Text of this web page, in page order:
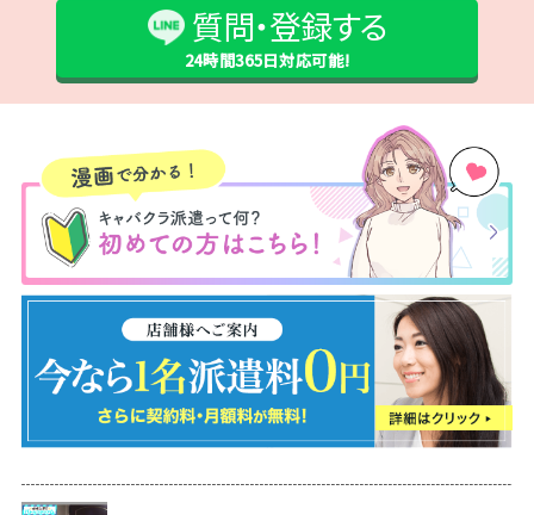
質問・登録する
24時間365日対応可能!